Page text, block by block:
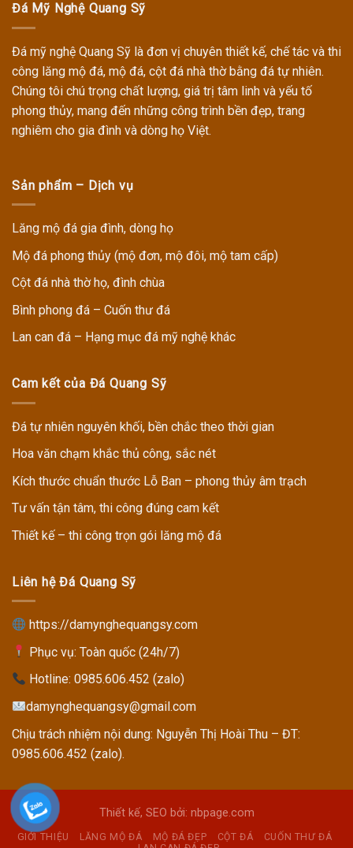
Đá Mỹ Nghệ Quang Sỹ
Đá mỹ nghệ Quang Sỹ là đơn vị chuyên thiết kế, chế tác và thi
công lăng mộ đá, mộ đá, cột đá nhà thờbằng đá tự nhiên.
Chúng tôi chú trọng chất lượng, giá trị tâm linh và yếu tố
phong thủy, mang đến những công trình bền đẹp, trang
nghiêm cho gia đình và dòng họ Việt.
Sản phẩm – Dịch vụ
Lăng mộ đá gia đình, dòng họ
Mộ đá phong thủy (mộ đơn, mộ đôi, mộ tam cấp)
Cột đá nhà thờ họ, đình chùa
Bình phong đá – Cuốn thư đá
Lan can đá – Hạng mục đá mỹ nghệ khác
Cam kết của Đá Quang Sỹ
Đá tự nhiên nguyên khối, bền chắc theo thời gian
Hoa văn chạm khắc thủ công, sắc nét
Kích thước chuẩn thước Lỗ Ban – phong thủy âm trạch
Tư vấn tận tâm, thi công đúng cam kết
Thiết kế – thi công trọn gói lăng mộ đá
Liên hệ Đá Quang Sỹ
https://damynghequangsy.com
Phục vụ: Toàn quốc (24h/7)
Hotline:0985.606.452 (zalo)
damynghequangsy@gmail.com
Chịu trách nhiệm nội dung: Nguyễn Thị Hoài Thu – ĐT:
0985.606.452 (zalo).
Thiết kế, SEO bởi: nbpage.com
GIỚI THIỆU LĂNG MỘ ĐÁ MỘ ĐÁ ĐẸP CỘT ĐÁ
CUỐN THƯ ĐÁ